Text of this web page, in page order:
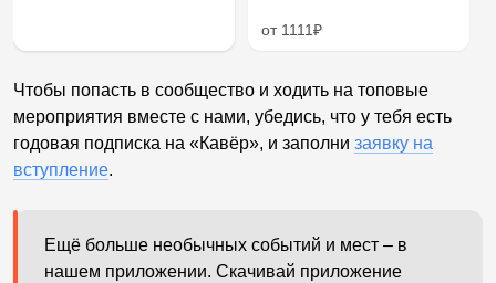
от 1111₽
Чтобы попасть в сообщество и ходить на топовые
мероприятия вместе с нами, убедись, что у тебя есть
годовая подписка на «Кавёр», и заполни заявку на
вступление.
Ещё больше необычных событий и мест – в
нашем приложении. Скачивай приложение